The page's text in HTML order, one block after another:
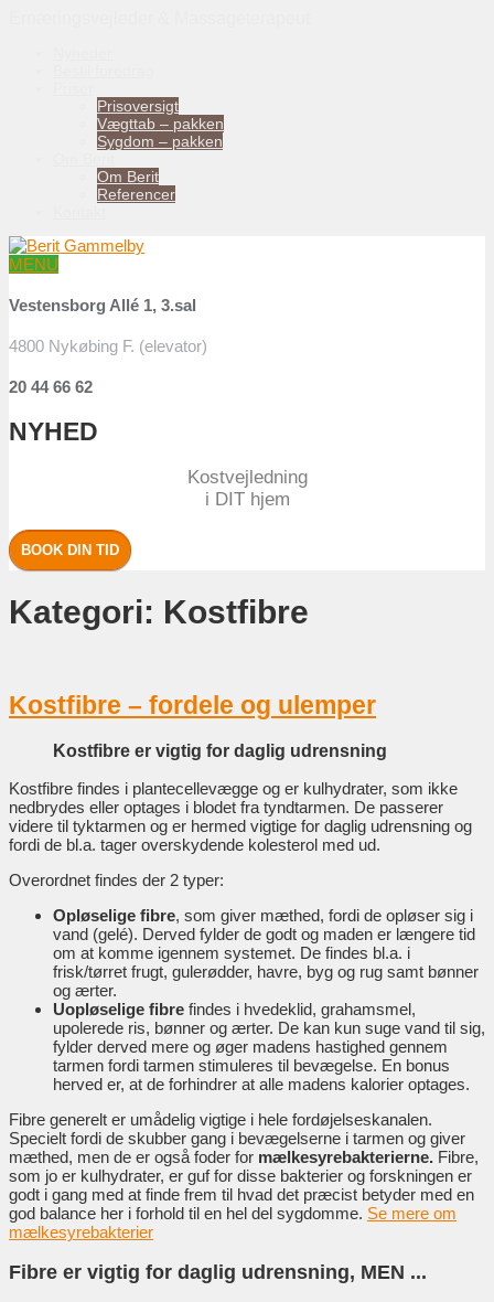
Prisoversigt
Vægttab – pakken
Sygdom – pakken
Om Berit
Referencer
MENU
Vestensborg Allé 1, 3.sal
4800 Nykøbing F. (elevator)
20 44 66 62
NYHED
Kostvejledning
i DIT hjem
BOOK DIN TID
Kategori: Kostfibre
Kostfibre – fordele og ulemper
Kostfibre er vigtig for daglig udrensning
Kostfibre findes i plantecellevægge og er kulhydrater, som ikke
nedbrydes eller optages i blodet fra tyndtarmen. De passerer
videre til tyktarmen og er hermed vigtige for daglig udrensning og
fordi de bl.a. tager overskydende kolesterol med ud.
Overordnet findes der 2 typer:
Opløselige fibre, som giver mæthed, fordi de opløser sig i
vand (gelé). Derved fylder de godt og maden er længere tid
om at komme igennem systemet. De findes bl.a. i
frisk/tørret frugt, gulerødder, havre, byg og rug samt bønner
og ærter.
Uopløselige fibre findes i hvedeklid, grahamsmel,
upolerede ris, bønner og ærter. De kan kun suge vand til sig,
fylder derved mere og øger madens hastighed gennem
tarmen fordi tarmen stimuleres til bevægelse. En bonus
herved er, at de forhindrer at alle madens kalorier optages.
Fibre generelt er umådelig vigtige i hele fordøjelseskanalen.
Specielt fordi de skubber gang i bevægelserne i tarmen og giver
mæthed, men de er også foder for mælkesyrebakterierne. Fibre,
som jo er kulhydrater, er guf for disse bakterier og forskningen er
godt i gang med at finde frem til hvad det præcist betyder med en
god balance her i forhold til en hel del sygdomme. Se mere om
mælkesyrebakterier
Fibre er vigtig for daglig udrensning, MEN ...